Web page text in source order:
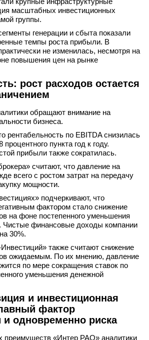
масштабных инвестиционных
группы.
генерации и сбыта показали
темпы роста прибыли. В
не изменилась, несмотря на
повышения цен на рынке
рост расходов остается
обращают внимание на
бизнеса.
рентабельность по EBITDA снизилась
пункта год к году.
прибыли также сократилась.
считают, что давление на
всего с ростом затрат на передачу
мощности.
подчеркивают, что
фактором стало снижение
на фоне постепенного уменьшения
Чистые финансовые доходы компании
30%.
также считают снижение
ожидаемым. По их мнению, давление
по мере сокращения ставок по
уменьшения денежной
и инвестиционная
фактор
и одновременно риска
«Интер РАО» аналитики